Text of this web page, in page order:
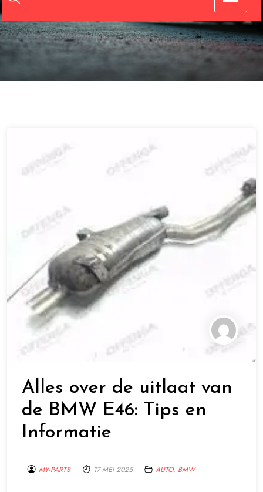
Alles over de uitlaat van
de BMW E46: Tips en
Informatie
MY-PARTS 17 MEI 2025 AUTO, BMW